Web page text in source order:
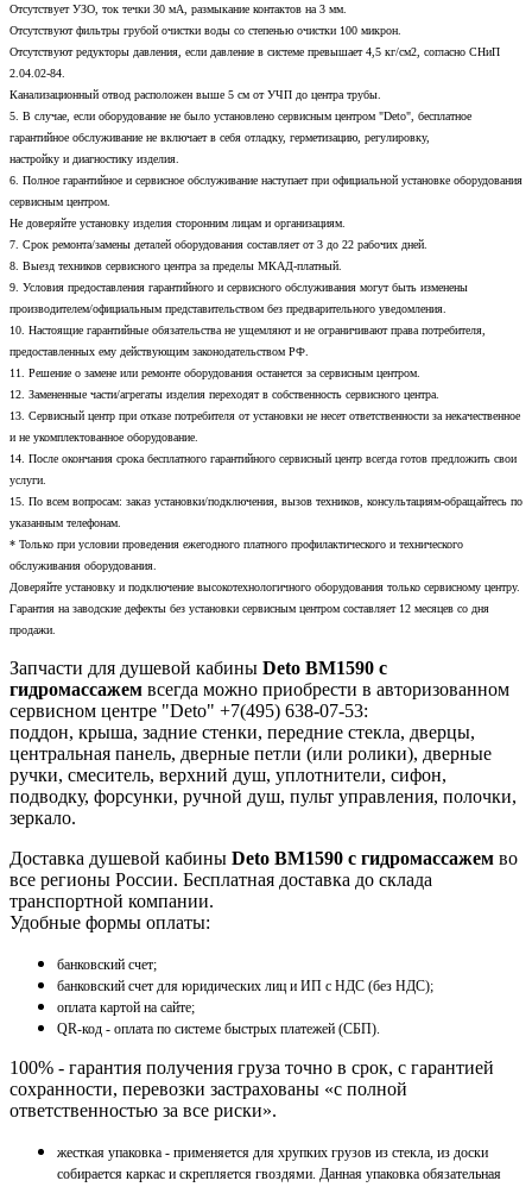
Отсутствует УЗО, ток течки 30 мА, размыкание контактов на 3 мм.
Отсутствуют фильтры грубой очистки воды со степенью очистки 100 микрон.
Отсутствуют редукторы давления, если давление в системе превышает 4,5 кг/см2, согласно СНиП
2.04.02-84.
Канализационный отвод расположен выше 5 см от УЧП до центра трубы.
5. В случае, если оборудование не было установлено сервисным центром "Deto", бесплатное
гарантийное обслуживание не включает в себя отладку, герметизацию, регулировку,
настройку и диагностику изделия.
6. Полное гарантийное и сервисное обслуживание наступает при официальной установке оборудования
сервисным центром.
Не доверяйте установку изделия сторонним лицам и организациям.
7. Срок ремонта/замены деталей оборудования составляет от 3 до 22 рабочих дней.
8. Выезд техников сервисного центра за пределы МКАД-платный.
9. Условия предоставления гарантийного и сервисного обслуживания могут быть изменены
производителем/официальным представительством без предварительного уведомления.
10. Настоящие гарантийные обязательства не ущемляют и не ограничивают права потребителя,
предоставленных ему действующим законодательством РФ.
11. Решение о замене или ремонте оборудования останется за сервисным центром.
12. Замененные части/агрегаты изделия переходят в собственность сервисного центра.
13. Сервисный центр при отказе потребителя от установки не несет ответственности за некачественное
и не укомплектованное оборудование.
14. После окончания срока бесплатного гарантийного сервисный центр всегда готов предложить свои
услуги.
15. По всем вопросам: заказ установки/подключения, вызов техников, консультациям-обращайтесь по
указанным телефонам.
* Только при условии проведения ежегодного платного профилактического и технического
обслуживания оборудования.
Доверяйте установку и подключение высокотехнологичного оборудования только сервисному центру.
Гарантия на заводские дефекты без установки сервисным центром составляет 12 месяцев со дня
продажи.
Запчасти для душевой кабины Deto BM1590 с
гидромассажем всегда можно приобрести в авторизованном
сервисном центре "Deto" +7(495) 638-07-53:
поддон, крыша, задние стенки, передние стекла, дверцы,
центральная панель, дверные петли (или ролики), дверные
ручки, смеситель, верхний душ, уплотнители, сифон,
подводку, форсунки, ручной душ, пульт управления, полочки,
зеркало.
Доставка душевой кабины Deto BM1590 с гидромассажем во
все регионы России. Бесплатная доставка до склада
транспортной компании.
Удобные формы оплаты:
банковский счет;
банковский счет для юридических лиц и ИП с НДС (без НДС);
оплата картой на сайте;
QR-код - оплата по системе быстрых платежей (СБП).
100% - гарантия получения груза точно в срок, с гарантией
сохранности, перевозки застрахованы «с полной
ответственностью за все риски».
жесткая упаковка - применяется для хрупких грузов из стекла, из доски
собирается каркас и скрепляется гвоздями. Данная упаковка обязательная